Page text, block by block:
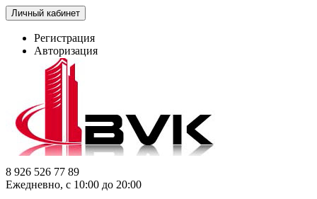
Личный кабинет
Регистрация
Авторизация
8 926 526 77 89
Ежедневно, с 10:00 до 20:00